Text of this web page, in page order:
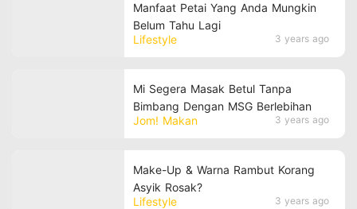
Lifestyle 3 years ago
Manfaat Petai Yang Anda Mungkin
Belum Tahu Lagi
Jom! Makan 3 years ago
Mi Segera Masak Betul Tanpa
Bimbang Dengan MSG Berlebihan
Lifestyle 3 years ago
Make-Up & Warna Rambut Korang
Asyik Rosak?